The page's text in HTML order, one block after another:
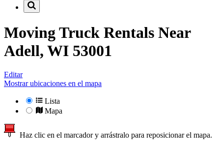
Moving Truck Rentals Near
Adell, WI 53001
Editar
Mostrar ubicaciones en el mapa
Lista
Mapa
Haz clic en el marcador y arrástralo para reposicionar el mapa.